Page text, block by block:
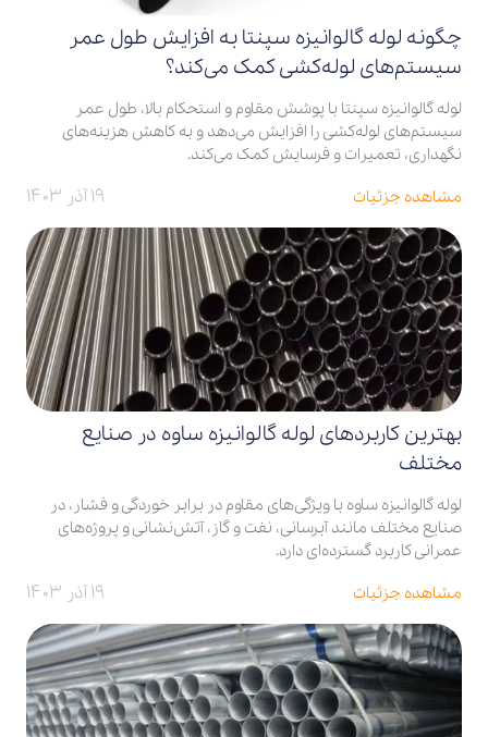
چگونه لوله گالوانیزه سپنتا به افزایش طول عمر
سیستم‌های لوله‌کشی کمک می‌کند؟
لوله گالوانیزه سپنتا با پوشش مقاوم و استحکام بالا، طول عمر
سیستم‌های لوله‌کشی را افزایش می‌دهد و به کاهش هزینه‌های
نگهداری، تعمیرات و فرسایش کمک می‌کند.
مشاهده جزئیات
۱۹ آذر ۱۴۰۳
بهترین کاربردهای لوله گالوانیزه ساوه در صنایع
مختلف
لوله گالوانیزه ساوه با ویژگی‌های مقاوم در برابر خوردگی و فشار، در
صنایع مختلف مانند آبرسانی، نفت و گاز، آتش‌نشانی و پروژه‌های
عمرانی کاربرد گسترده‌ای دارد.
مشاهده جزئیات
۱۹ آذر ۱۴۰۳